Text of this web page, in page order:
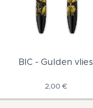
BIC - Gulden vlies
2,00 €